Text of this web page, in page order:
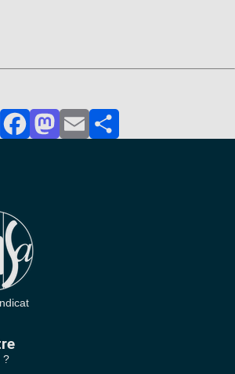
FacebookMastodon
EmailPartager
?